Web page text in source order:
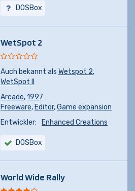
DOSBox
WetSpot 2
Auch bekannt als Wetspot 2,
WetSpot II
Arcade,1997
Freeware, Editor,Game expansion
Entwickler:
Enhanced Creations
DOSBox
World Wide Rally